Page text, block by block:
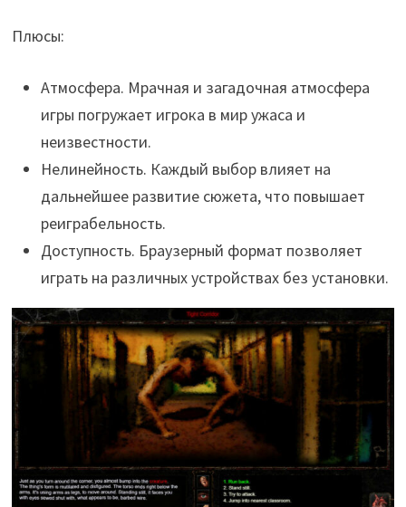
Плюсы:
Атмосфера. Мрачная и загадочная атмосфера
игры погружает игрока в мир ужаса и
неизвестности.
Нелинейность. Каждый выбор влияет на
дальнейшее развитие сюжета, что повышает
реиграбельность.
Доступность. Браузерный формат позволяет
играть на различных устройствах без установки.